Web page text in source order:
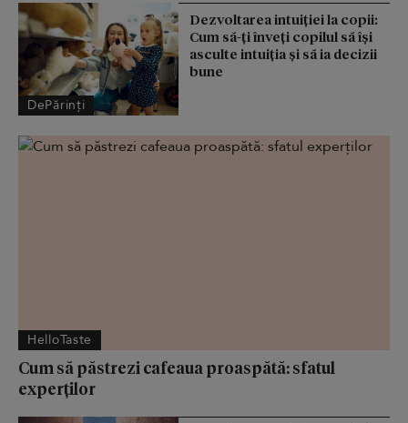
DePărinți
Dezvoltarea intuiției la copii:
Cum să-ți înveți copilul să își
asculte intuiția și să ia decizii
bune
HelloTaste
Cum să păstrezi cafeaua proaspătă: sfatul
experților